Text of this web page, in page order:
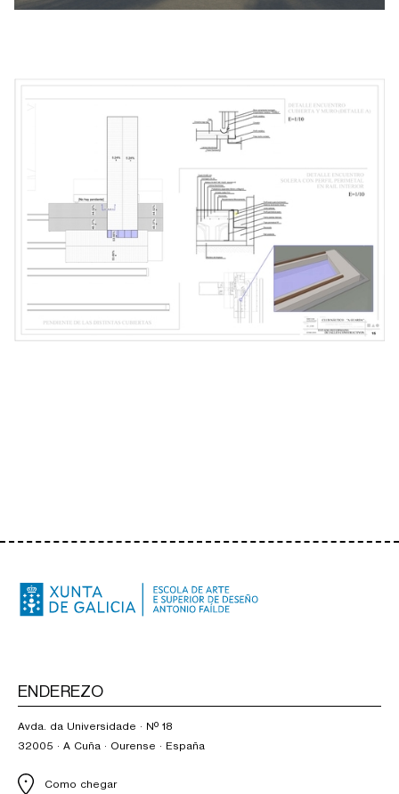
ENDEREZO
Avda. da Universidade · Nº 18
32005 · A Cuña · Ourense · España
Como chegar